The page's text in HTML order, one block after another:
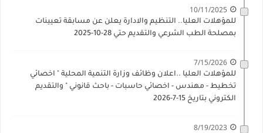
10/11/2025
للمؤهلات العليا.. التنظيم والادارة يعلن عن مسابقة تعيينات
بمصلحة الطب الشرعي والتقديم حتي 28-10-2025
7/15/2026
للمؤهلات العليا ..اعلان وظائف وزارة التنمية المحلية " اخصائي
تخطيط - مهندس - اخصائي حاسبات - باحث قانوني " والتقديم
الكتروني بتاريخ 15-7-2026
8/19/2023